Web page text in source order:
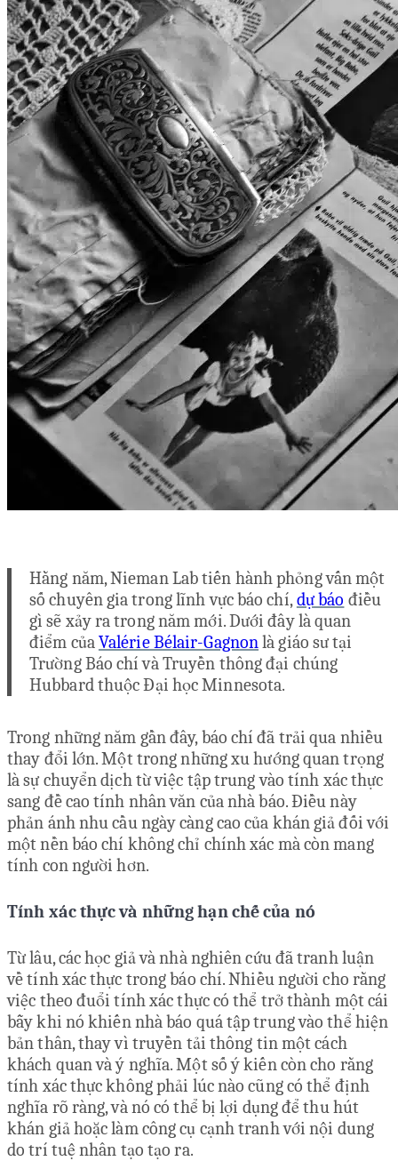
Hằng năm, Nieman Lab tiến hành phỏng vấn một
số chuyên gia trong lĩnh vực báo chí,dự báo điều
gì sẽ xảy ra trong năm mới. Dưới đây là quan
điểm củaValérie Bélair-Gagnonlà giáo sư tại
Trường Báo chí và Truyền thông đại chúng
Hubbard thuộc Đại học Minnesota.
Trong những năm gần đây, báo chí đã trải qua nhiều
thay đổi lớn. Một trong những xu hướng quan trọng
là sự chuyển dịch từ việc tập trung vào tính xác thực
sang đề cao tính nhân văn của nhà báo. Điều này
phản ánh nhu cầu ngày càng cao của khán giả đối với
một nền báo chí không chỉ chính xác mà còn mang
tính con người hơn.
Tính xác thực và những hạn chế của nó
Từ lâu, các học giả và nhà nghiên cứu đã tranh luận
về tính xác thực trong báo chí. Nhiều người cho rằng
việc theo đuổi tính xác thực có thể trở thành một cái
bẫy khi nó khiến nhà báo quá tập trung vào thể hiện
bản thân, thay vì truyền tải thông tin một cách
khách quan và ý nghĩa. Một số ý kiến còn cho rằng
tính xác thực không phải lúc nào cũng có thể định
nghĩa rõ ràng, và nó có thể bị lợi dụng để thu hút
khán giả hoặc làm công cụ cạnh tranh với nội dung
do trí tuệ nhân tạo tạo ra.